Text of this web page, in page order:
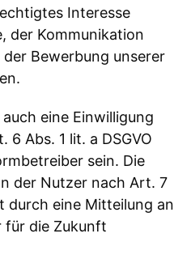
Interesse
der Kommunikation
Bewerbung unserer
eine Einwilligung
6 Abs. 1 lit. a DSGVO
sein. Die
der Nutzer nach Art. 7
durch eine Mitteilung an
für die Zukunft